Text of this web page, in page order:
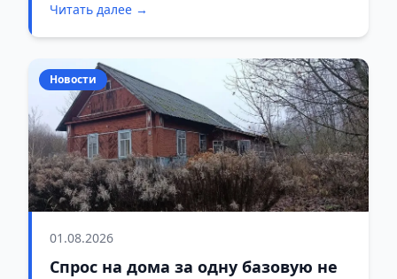
находящихся в собственности Слонимского
выступает комитет государственного имущества
Гродненского областного исполнительного
комитета («Гроднооблимущество»).
Читать далее →
Новости
01.08.2026
Спрос на дома за одну базовую не